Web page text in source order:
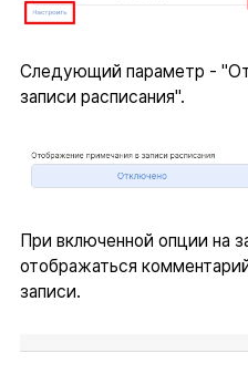
Следующий параметр -
записи расписания".
При включенной опции на
отображаться
записи.